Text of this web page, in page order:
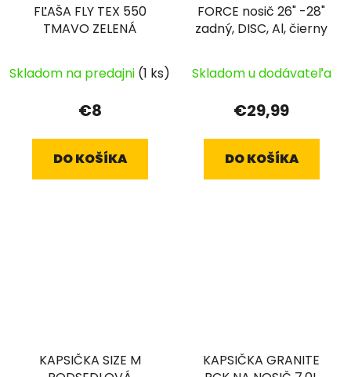
FĽAŠA FLY TEX 550
TMAVO ZELENÁ
Skladom na predajni (1 ks)
€8
DO KOŠÍKA
FORCE nosič 26" -28"
zadný, DISC, Al, čierny
Skladom u dodávateľa
€29,99
DO KOŠÍKA
KAPSIČKA SIZE M
KAPSIČKA GRANITE